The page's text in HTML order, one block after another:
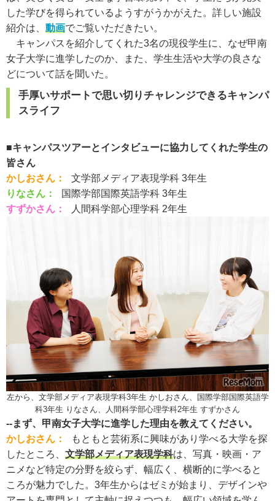
した学びを得られているようすがうかがえた。詳しい施設
紹介は、 動画でご覧いただきたい。
キャンパスを紹介してくれた3名の現役学生に、なぜ甲南
女子大学に進学したのか、また、学生生活や大学の良さな
どについて話を聞いた。
手厚いサポートで思い切りチャレンジできるキャンパ
スライフ
■キャンパスツアーとインタビューに協力してくれた学生の
皆さん
かしおさん：
文学部メディア表現学科 3年生
りなさん：
国際学部国際英語学科 3年生
すずかさん：
人間科学部心理学科 2年生
左から、文学部メディア表現学科3年生 かしおさん、国際学部国際英語学
科3年生 りなさん、人間科学部心理学科2年生 すずかさん
--まず、甲南女子大学に進学した理由を教えてください。
かしおさん：
もともと芸術系に興味があり学べる大学を探
したところ、 文学部メディア表現学科は、写真・映画・ア
ニメなど特定の分野を絞らず、幅広く、横断的に学べると
ころが魅力でした。3年生からはゼミが始まり、デザインや